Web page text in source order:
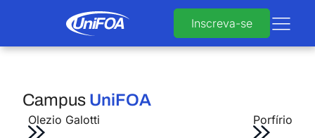
Inscreva-se
Campus UniFOA
Olezio Galotti
Porfírio